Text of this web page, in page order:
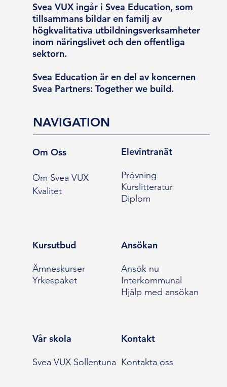
Svea VUX ingår i Svea Education, som
tillsammans bildar en familj av
högkvalitativa utbildningsverksamheter
inom näringslivet och den offentliga
sektorn.
Svea Education är en del av koncernen
Svea Partners: Together we build.
NAVIGATION
Om Oss
Om Svea VUX
Kvalitet
Elevintranät
Prövning
Kurslitteratur
Diplom
Kursutbud
Ämneskurser
Yrkespaket
Ansökan
Ansök nu
Interkommunal
Hjälp med ansökan
Vår skola
Svea VUX Sollentuna
Kontakt
Kontakta oss